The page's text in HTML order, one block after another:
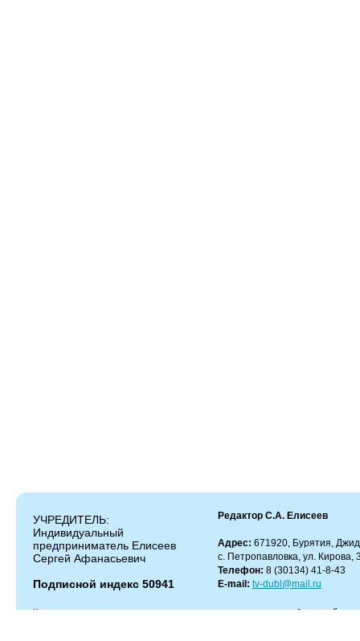
УЧРЕДИТЕЛЬ:
Индивидуальный
предприниматель Елисеев
Сергей Афанасьевич
Подписной индекс 50941
Редактор С.А. Елисеев
Адрес: 671920, Бурятия,
с. Петропавловка, ул. Кирова,
Телефон: 8 (30134) 41-8-43
E-mail: tv-dubl@mail.ru
Копирование и цитирование материалов разрешено только с работающей